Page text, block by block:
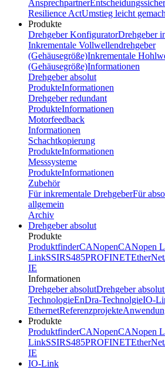
Ansprechpartner
Resilience ActUmstieg leicht
Produkte
Drehgeber KonfiguratorDrehgeber
Inkrementale Vollwellendrehgeber
(Gehäusegröße)Inkrementale
(Gehäusegröße)Informationen
Drehgeber absolut
ProdukteInformationen
Drehgeber redundant
ProdukteInformationen
Motorfeedback
Informationen
Schachtkopierung
ProdukteInformationen
Messsysteme
ProdukteInformationen
Zubehör
Für inkrementale DrehgeberFür
allgemein
Archiv
Drehgeber absolut
Produkte
ProduktfinderCANopenCANopen
LinkSSIRS485PROFINET
IE
Informationen
Drehgeber absolutDrehgeber
TechnologieEnDra-TechnolgieIO-
EthernetReferenzprojekte
Produkte
ProduktfinderCANopenCANopen
LinkSSIRS485PROFINET
IE
IO-Link